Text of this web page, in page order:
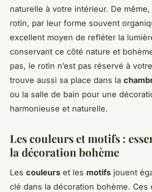
naturelle à votre intérieur. De
rotin, par leur forme souvent
excellent moyen de refléter la
conservant ce côté nature et
pas, le rotin n’est pas réservé à votre
trouve aussi sa place dans la
ou la salle de bain pour une
harmonieuse et naturelle.
Les couleurs et motifs :
la décoration bohème
Les couleurs et les motifs jouent
clé dans la décoration bohème. Ces